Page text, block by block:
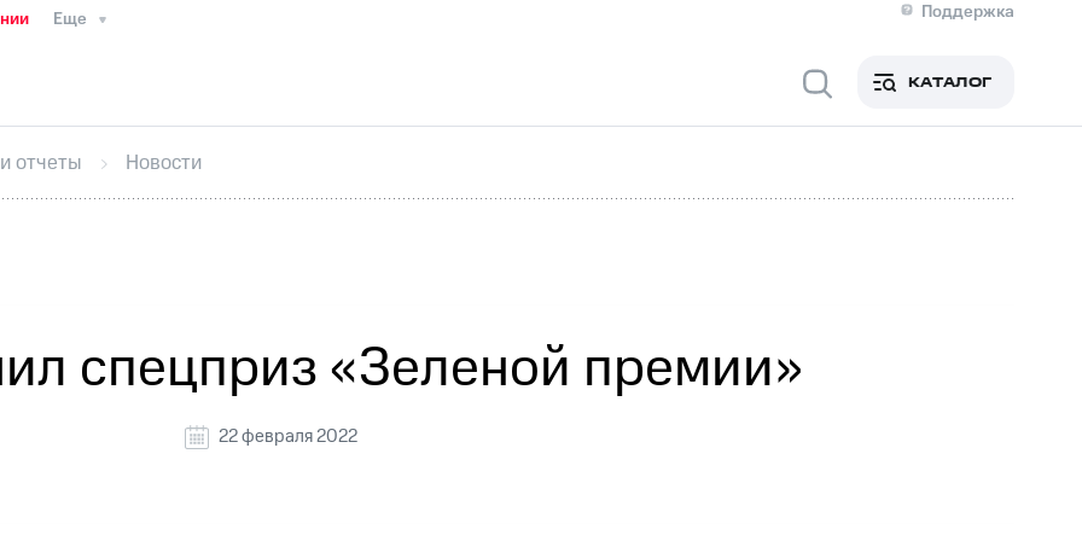
Еще
Поддержка
Медиа-центр
ИнтервьюФинансовая отчетностьКонтактыНовости в регионе
секретарьРаскрытие информации
кабинет акционераАкционерный капиталКонтроль и аудитРынок акций
КАТАЛОГ
отчеты Новости
спецприз «Зеленой премии»
22 февраля 2022